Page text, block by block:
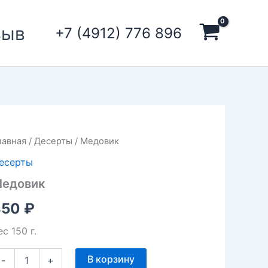
+7 (4912) 776 896
/ Десерты / Медовик
₽
150 г.
- + В корзину